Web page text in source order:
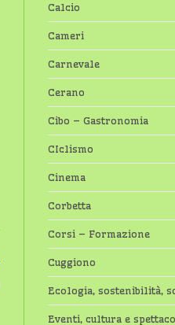
Calcio
Cameri
Carnevale
Cerano
Cibo – Gastronomia
CIclismo
Cinema
Corbetta
Corsi – Formazione
Cuggiono
Ecologia, sostenibilità,
Eventi, cultura e